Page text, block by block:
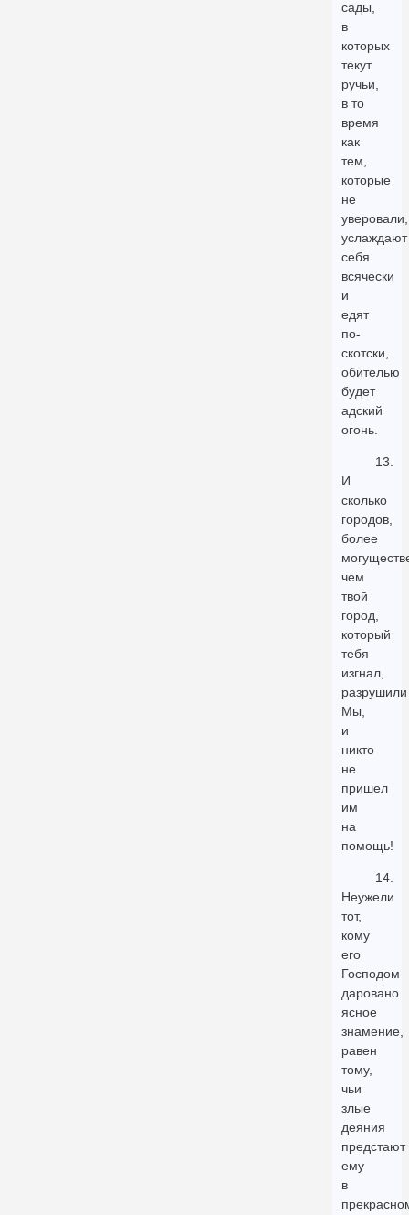
сады,
в
которых
текут
ручьи,
в то
время
как
тем,
которые
не
уверовали,
услаждают
себя
всячески
и
едят
по-
скотски,
обителью
будет
адский
огонь.
13.
И
сколько
городов,
более
чем
твой
город,
который
тебя
изгнал,
разрушили
Мы,
и
никто
не
пришел
им
на
помощь!
14.
Неужели
тот,
кому
его
Господом
даровано
ясное
знамение,
равен
тому,
чьи
злые
деяния
предстают
ему
в